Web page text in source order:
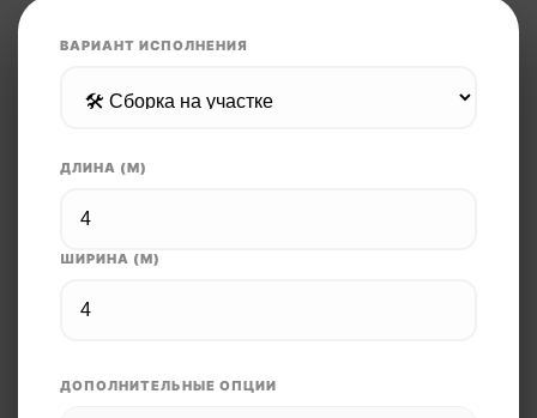
ВАРИАНТ ИСПОЛНЕНИЯ
ДЛИНА (М)
ШИРИНА (М)
ДОПОЛНИТЕЛЬНЫЕ ОПЦИИ